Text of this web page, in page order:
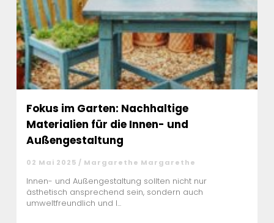
Fokus im Garten: Nachhaltige
Materialien für die Innen- und
Außengestaltung
02 Mai 2025 / Margarethe Margarethe
Innen- und Außengestaltung sollten nicht nur
ästhetisch ansprechend sein, sondern auch
umweltfreundlich und l...